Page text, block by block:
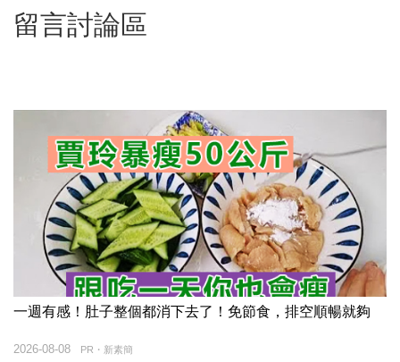
留言討論區
一週有感！肚子整個都消下去了！免節食，排空順暢就夠
PR・新素簡
2026-08-08